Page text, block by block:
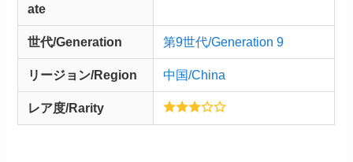
ate
世代/Generation 第9世代/Generation 9
リージョン/Region 中国/China
レア度/Rarity